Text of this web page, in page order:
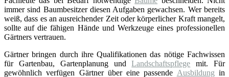
immer sind Baumbesitzer diesen Aufgaben gewachsen. Wer bereits
weiß, dass es an ausreichender Zeit oder körperlicher Kraft mangelt,
sollte auf die fähigen Hände und Werkzeuge eines professionellen
Gärtners vertrauen.
Gärtner bringen durch ihre Qualifikationen das nötige Fachwissen
für Gartenbau, Gartenplanung undLandschaftspflege mit. Für
gewöhnlich verfügen Gärtner über eine passende Ausbildung in